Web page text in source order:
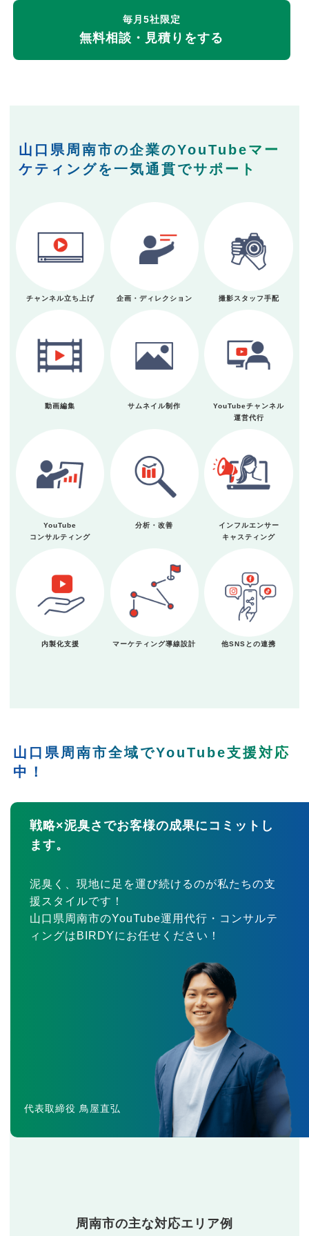
毎月5社限定
無料相談・見積りをする
山口県周南市の企業のYouTubeマー
ケティングを一気通貫でサポート
チャンネル立ち上げ 企画・ディレクション 撮影スタッフ手配
動画編集 サムネイル制作
YouTubeチャンネル
運営代行
YouTube
コンサルティング
分析・改善
インフルエンサー
キャスティング
内製化支援 マーケティング導線設計 他SNSとの連携
山口県周南市全域でYouTube支援対応
中！
戦略×泥臭さでお客様の成果にコミットし
ます。
泥臭く、現地に足を運び続けるのが私たちの支
援スタイルです！
山口県周南市のYouTube運用代行・コンサルテ
ィングはBIRDYにお任せください！
代表取締役 鳥屋直弘
周南市の主な対応エリア例